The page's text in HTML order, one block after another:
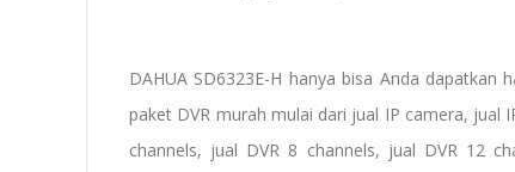
DAHUA SD6323E-H hanya bisa Anda dapatkan
paket DVR murah mulai dari jual IP camera, jual
channels, jual DVR 8 channels, jual DVR 12